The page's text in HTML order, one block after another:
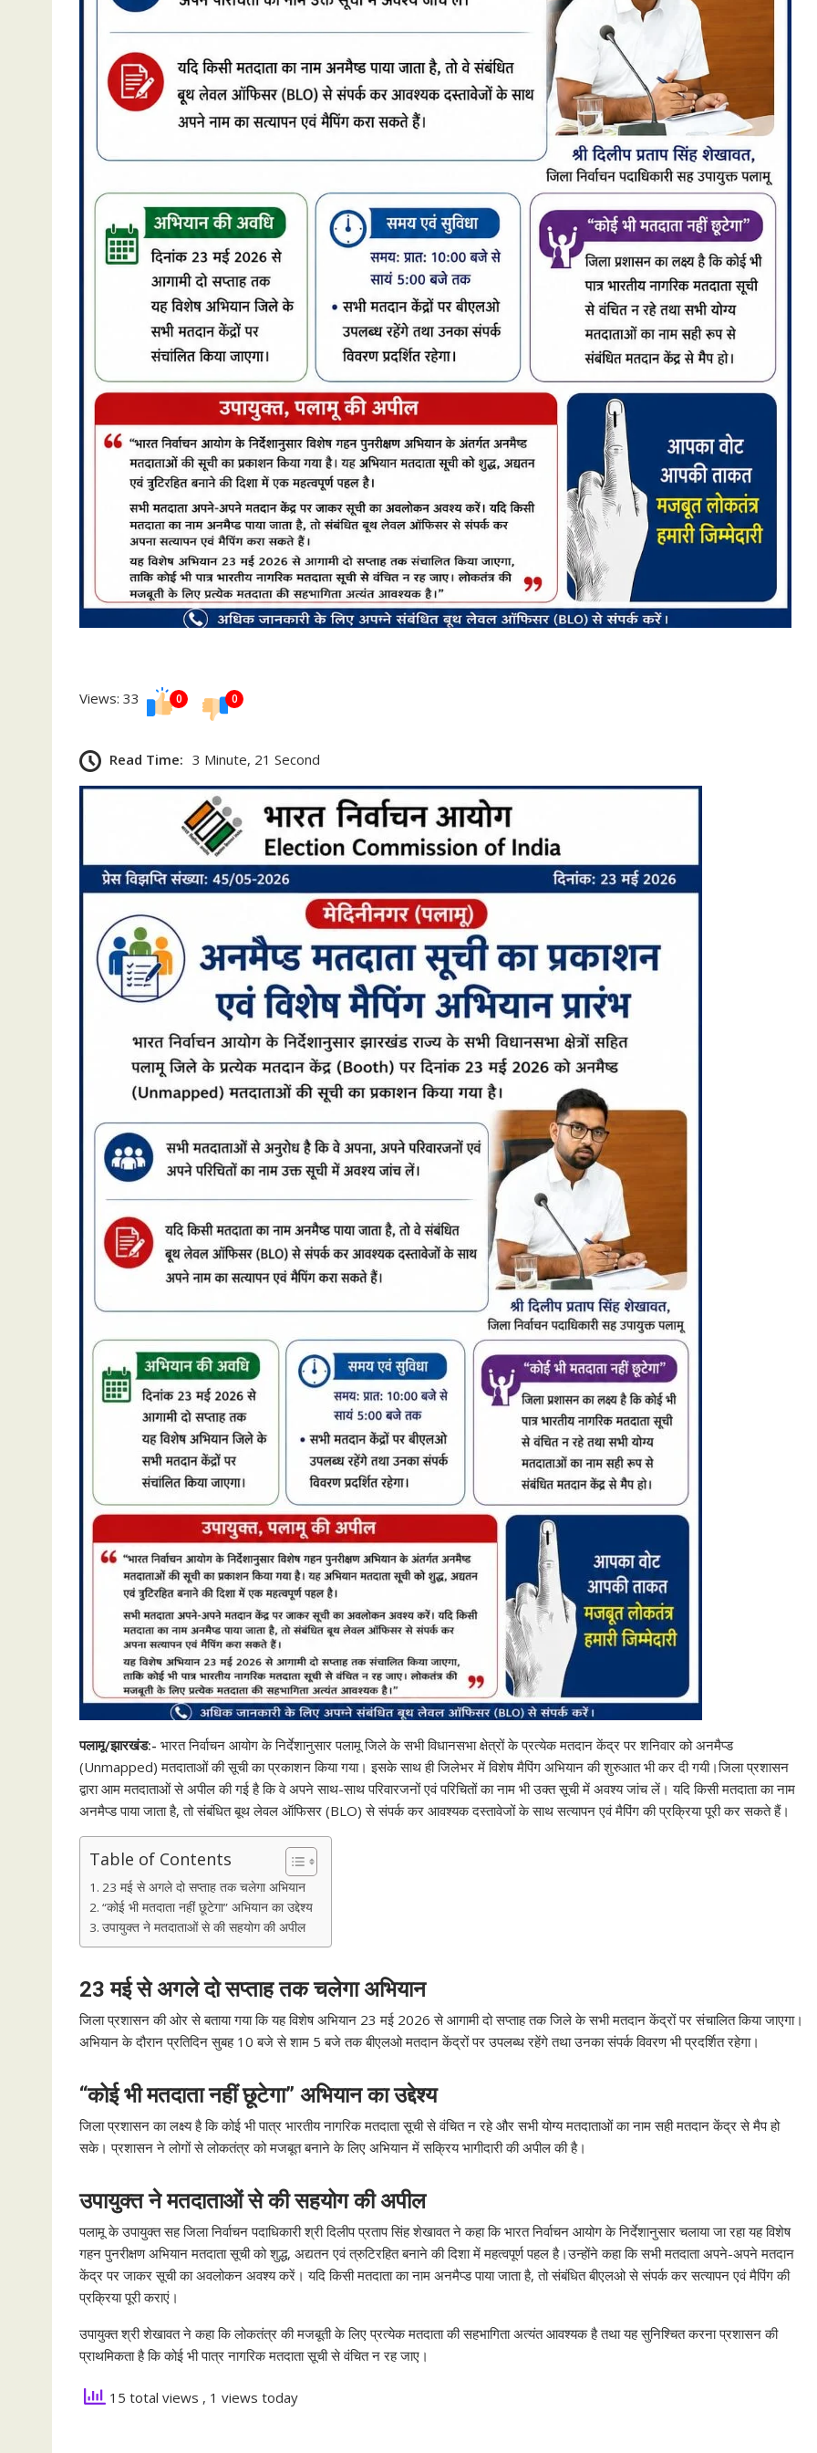
Views: 33 0 0
Read Time: 3 Minute, 21 Second
पलामू/झारखंड:- भारत निर्वाचन आयोग के निर्देशानुसार पलामू जिले के सभी विधानसभा क्षेत्रों के प्रत्येक मतदान केंद्र पर शनिवार को अनमैप्ड
(Unmapped) मतदाताओं की सूची का प्रकाशन किया गया। इसके साथ ही जिलेभर में विशेष मैपिंग अभियान की शुरुआत भी कर दी गयी।जिला प्रशासन
द्वारा आम मतदाताओं से अपील की गई है कि वे अपने साथ-साथ परिवारजनों एवं परिचितों का नाम भी उक्त सूची में अवश्य जांच लें। यदि किसी मतदाता का नाम
अनमैप्ड पाया जाता है, तो संबंधित बूथ लेवल ऑफिसर (BLO) से संपर्क कर आवश्यक दस्तावेजों के साथ सत्यापन एवं मैपिंग की प्रक्रिया पूरी कर सकते हैं।
Table of Contents
23 मई से अगले दो सप्ताह तक चलेगा अभियान
“कोई भी मतदाता नहीं छूटेगा” अभियान का उद्देश्य
उपायुक्त ने मतदाताओं से की सहयोग की अपील
23 मई से अगले दो सप्ताह तक चलेगा अभियान
जिला प्रशासन की ओर से बताया गया कि यह विशेष अभियान 23 मई 2026 से आगामी दो सप्ताह तक जिले के सभी मतदान केंद्रों पर संचालित किया जाएगा।
अभियान के दौरान प्रतिदिन सुबह 10 बजे से शाम 5 बजे तक बीएलओ मतदान केंद्रों पर उपलब्ध रहेंगे तथा उनका संपर्क विवरण भी प्रदर्शित रहेगा।
“कोई भी मतदाता नहीं छूटेगा” अभियान का उद्देश्य
जिला प्रशासन का लक्ष्य है कि कोई भी पात्र भारतीय नागरिक मतदाता सूची से वंचित न रहे और सभी योग्य मतदाताओं का नाम सही मतदान केंद्र से मैप हो
सके। प्रशासन ने लोगों से लोकतंत्र को मजबूत बनाने के लिए अभियान में सक्रिय भागीदारी की अपील की है।
उपायुक्त ने मतदाताओं से की सहयोग की अपील
पलामू के उपायुक्त सह जिला निर्वाचन पदाधिकारी श्री दिलीप प्रताप सिंह शेखावत ने कहा कि भारत निर्वाचन आयोग के निर्देशानुसार चलाया जा रहा यह विशेष
गहन पुनरीक्षण अभियान मतदाता सूची को शुद्ध, अद्यतन एवं त्रुटिरहित बनाने की दिशा में महत्वपूर्ण पहल है।उन्होंने कहा कि सभी मतदाता अपने-अपने मतदान
केंद्र पर जाकर सूची का अवलोकन अवश्य करें। यदि किसी मतदाता का नाम अनमैप्ड पाया जाता है, तो संबंधित बीएलओ से संपर्क कर सत्यापन एवं मैपिंग की
प्रक्रिया पूरी कराएं।
उपायुक्त श्री शेखावत ने कहा कि लोकतंत्र की मजबूती के लिए प्रत्येक मतदाता की सहभागिता अत्यंत आवश्यक है तथा यह सुनिश्चित करना प्रशासन की
प्राथमिकता है कि कोई भी पात्र नागरिक मतदाता सूची से वंचित न रह जाए।
15 total views , 1 views today